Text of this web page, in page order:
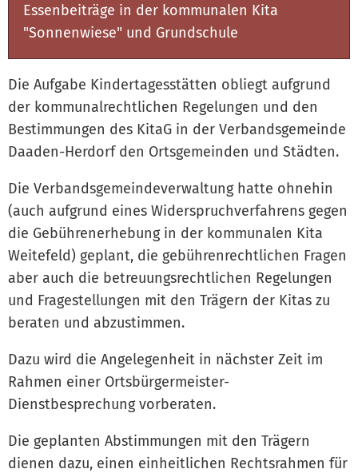
Essenbeiträge in der kommunalen Kita
"Sonnenwiese" und Grundschule
Die Aufgabe Kindertagesstätten obliegt aufgrund
der kommunalrechtlichen Regelungen und den
Bestimmungen des KitaG in der Verbandsgemeinde
Daaden-Herdorf den Ortsgemeinden und Städten.
Die Verbandsgemeindeverwaltung hatte ohnehin
(auch aufgrund eines Widerspruchverfahrens gegen
die Gebührenerhebung in der kommunalen Kita
Weitefeld) geplant, die gebührenrechtlichen Fragen
aber auch die betreuungsrechtlichen Regelungen
und Fragestellungen mit den Trägern der Kitas zu
beraten und abzustimmen.
Dazu wird die Angelegenheit in nächster Zeit im
Rahmen einer Ortsbürgermeister-
Dienstbesprechung vorberaten.
Die geplanten Abstimmungen mit den Trägern
dienen dazu, einen einheitlichen Rechtsrahmen für